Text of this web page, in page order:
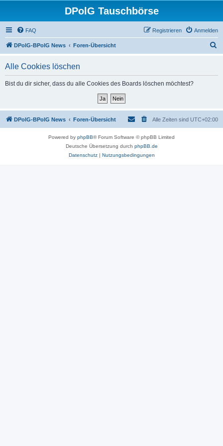
DPolG Tauschbörse
FAQ Anmelden
Registrieren
DPolG-BPolG News Foren-Übersicht
Alle Cookies löschen
Bist du dir sicher, dass du alle Cookies des Boards löschen möchtest?
DPolG-BPolG News Foren-Übersicht Alle Zeiten sind UTC+02:00
Powered by phpBB® Forum Software © phpBB Limited
Deutsche Übersetzung durch phpBB.de
Datenschutz| Nutzungsbedingungen